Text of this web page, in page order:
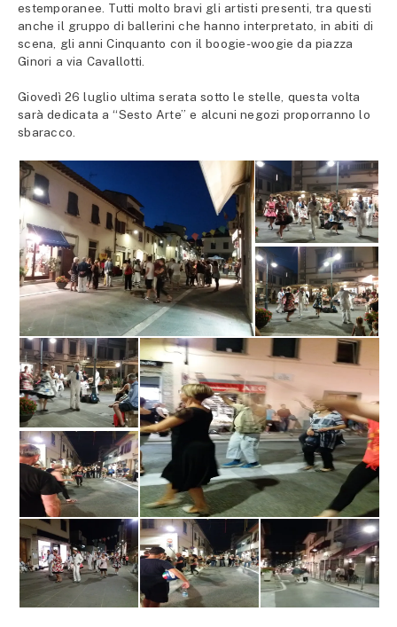
estemporanee. Tutti molto bravi gli artisti presenti, tra questi
anche il gruppo di ballerini che hanno interpretato, in abiti di
scena, gli anni Cinquanto con il boogie-woogie da piazza
Ginori a via Cavallotti.
Giovedì 26 luglio ultima serata sotto le stelle, questa volta
sarà dedicata a “Sesto Arte” e alcuni negozi proporranno lo
sbaracco.